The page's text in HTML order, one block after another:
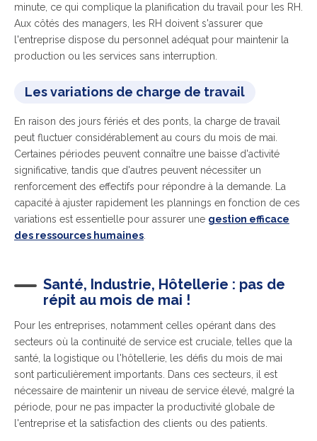
minute, ce qui complique la planification du travail pour les RH.
Aux côtés des managers, les RH doivent s'assurer que
l'entreprise dispose du personnel adéquat pour maintenir la
production ou les services sans interruption.
Les variations de charge de travail
En raison des jours fériés et des ponts, la charge de travail
peut fluctuer considérablement au cours du mois de mai.
Certaines périodes peuvent connaître une baisse d'activité
significative, tandis que d'autres peuvent nécessiter un
renforcement des effectifs pour répondre à la demande. La
capacité à ajuster rapidement les plannings en fonction de ces
variations est essentielle pour assurer une gestion efficace
des ressources humaines
Santé, Industrie, Hôtellerie : pas de
répit au mois de mai !
Pour les entreprises, notamment celles opérant dans des
secteurs où la continuité de service est cruciale, telles que la
santé, la logistique ou l'hôtellerie, les défis du mois de mai
sont particulièrement importants. Dans ces secteurs, il est
nécessaire de maintenir un niveau de service élevé, malgré la
période, pour ne pas impacter la productivité globale de
l'entreprise et la satisfaction des clients ou des patients.